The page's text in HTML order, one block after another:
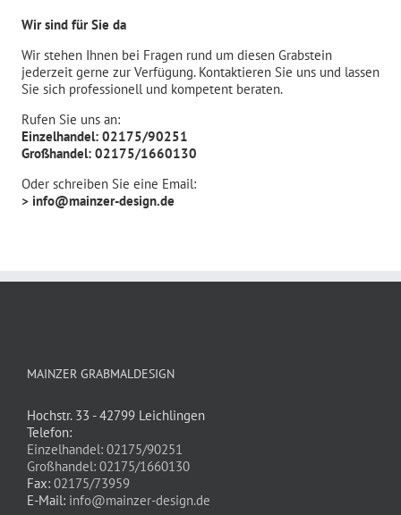
Wir sind für Sie da
Wir stehen Ihnen bei Fragen rund um diesen Grabstein
jederzeit gerne zur Verfügung. Kontaktieren Sie uns und lassen
Sie sich professionell und kompetent beraten.
Rufen Sie uns an:
Einzelhandel: 02175/90251
Großhandel: 02175/1660130
Oder schreiben Sie eine Email:
> info@mainzer-design.de
MAINZER GRABMALDESIGN
Hochstr. 33 - 42799 Leichlingen
Telefon:
Einzelhandel: 02175/90251
Großhandel: 02175/1660130
Fax: 02175/73959
E-Mail: info@mainzer-design.de